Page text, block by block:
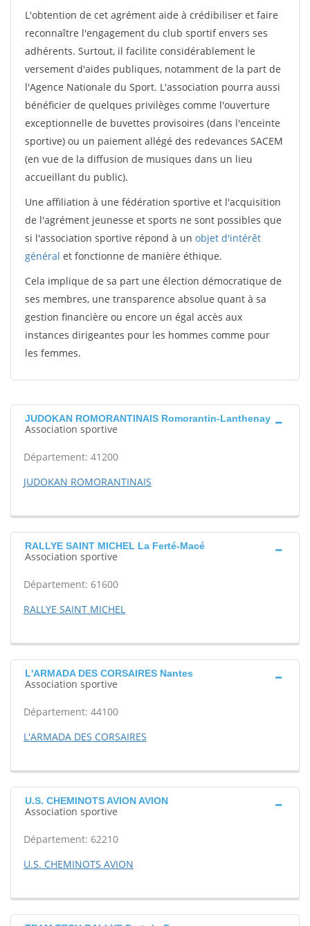
L'obtention de cet agrément aide à crédibiliser et faire
reconnaître l'engagement du club sportif envers ses
adhérents. Surtout, il facilite considérablement le
versement d'aides publiques, notamment de la part de
l'Agence Nationale du Sport. L'association pourra aussi
bénéficier de quelques privilèges comme l'ouverture
exceptionnelle de buvettes provisoires (dans l'enceinte
sportive) ou un paiement allégé des redevances SACEM
(en vue de la diffusion de musiques dans un lieu
accueillant du public).
Une affiliation à une fédération sportive et l'acquisition
de l'agrément jeunesse et sports ne sont possibles que
si l'association sportive répond à un objet d'intérêt
général et fonctionne de manière éthique.
Cela implique de sa part une élection démocratique de
ses membres, une transparence absolue quant à sa
gestion financière ou encore un égal accès aux
instances dirigeantes pour les hommes comme pour
les femmes.
JUDOKAN ROMORANTINAIS Romorantin-Lanthenay
Association sportive
Département: 41200
JUDOKAN ROMORANTINAIS
RALLYE SAINT MICHEL La Ferté-Macé
Association sportive
Département: 61600
RALLYE SAINT MICHEL
L'ARMADA DES CORSAIRES Nantes
Association sportive
Département: 44100
L'ARMADA DES CORSAIRES
U.S. CHEMINOTS AVION AVION
Association sportive
Département: 62210
U.S. CHEMINOTS AVION